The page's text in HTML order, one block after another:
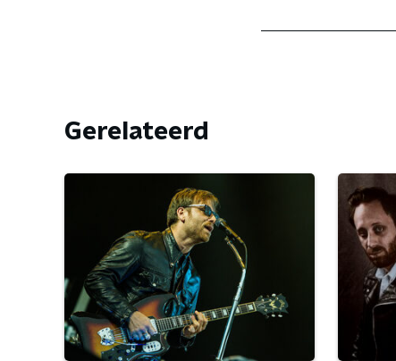
Gerelateerd